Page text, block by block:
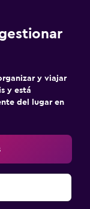
y viajar
y está
del lugar en